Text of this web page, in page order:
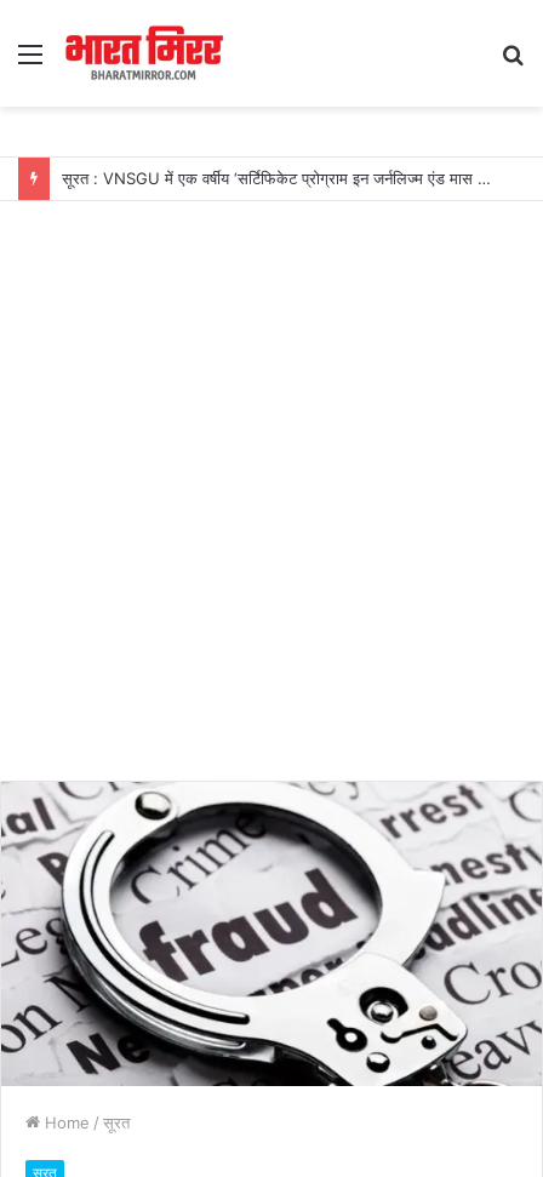
Menu
सूरत : VNSGU में एक वर्षीय ‘सर्टिफिकेट प्रोग्राम इन जर्नलिज्म एंड मास कम्युनिकेशन’ का शुभारंभ
Home / सूरत
सूरत